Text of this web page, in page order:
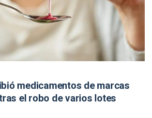
medicamentos de marcas
el robo de varios lotes